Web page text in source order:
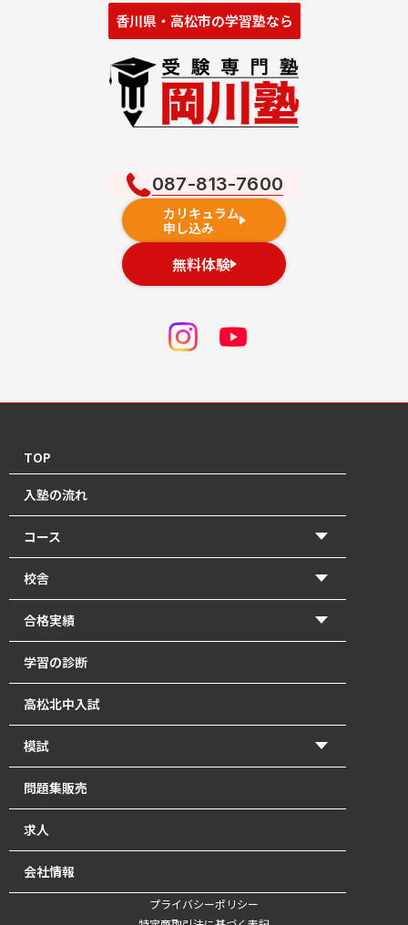
香川県・高松市の学習塾なら
087-813-7600
カリキュラム
申し込み
無料体験
TOP
入塾の流れ
コース
【2026年度前期】小学5・6年生(北中受験コース)
【2026年度前期】小学5・6年生(一般進学コース)
【2026年度前期】中学1･2年生
【2026年度前期】中学3年生
塾長直接指導の「塾長クラス」｜瓦町で中学生の個別
指導
【2026年度前期】高校1～3年生・既卒生
英単語道場
オンライン講座【開校準備中】
校舎
香東校（円座町）
牟礼校
瓦町校
合格実績
2026年 高校入試 合格体験記
2026年 北中入試 合格体験記
2025年 高校入試 合格体験記
2025年 北中入試 合格体験記
2024年 高校入試 合格体験記
2024年 北中入試 合格体験記
学習の診断
高松北中入試
模試
かとうもし
北中模試
問題集販売
求人
会社情報
プライバシーポリシー